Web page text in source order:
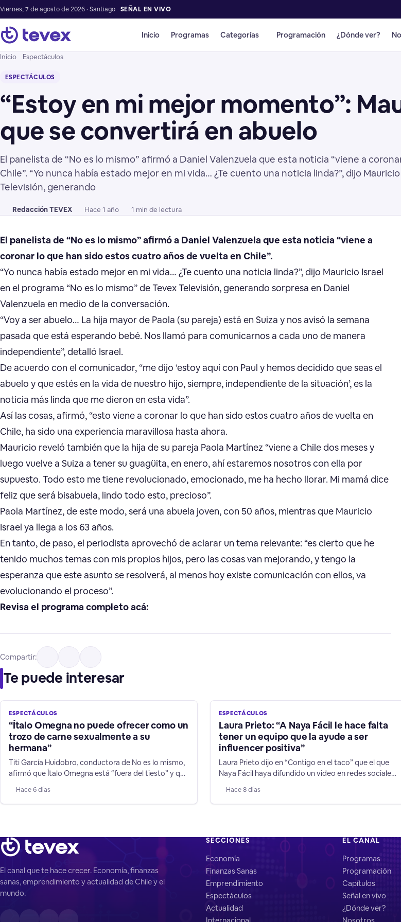
Viernes, 7 de agosto de 2026 · Santiago SEÑAL EN VIVO
Inicio Programas Categorías Programación ¿Dónde ver?
Inicio Espectáculos
ESPECTÁCULOS
“Estoy en mi mejor momento”:
que se convertirá en abuelo
El panelista de “No es lo mismo” afirmó a Daniel Valenzuela que esta noticia “viene a
Chile”. “Yo nunca había estado mejor en mi vida… ¿Te cuento una noticia linda?”, dijo
Televisión, generando
Redacción TEVEX Hace 1 año 1 min de lectura
El panelista de “No es lo mismo” afirmó a Daniel Valenzuela que esta noticia “viene a
coronar lo que han sido estos cuatro años de vuelta en Chile”.
“Yo nunca había estado mejor en mi vida… ¿Te cuento una noticia linda?”, dijo Mauricio Israel
en el programa “No es lo mismo” de Tevex Televisión, generando sorpresa en Daniel
Valenzuela en medio de la conversación.
“Voy a ser abuelo… La hija mayor de Paola (su pareja) está en Suiza y nos avisó la semana
pasada que está esperando bebé. Nos llamó para comunicarnos a cada uno de manera
independiente”, detalló Israel.
De acuerdo con el comunicador, “me dijo ‘estoy aquí con Paul y hemos decidido que seas el
abuelo y que estés en la vida de nuestro hijo, siempre, independiente de la situación’, es la
noticia más linda que me dieron en esta vida”.
Así las cosas, afirmó, “esto viene a coronar lo que han sido estos cuatro años de vuelta en
Chile, ha sido una experiencia maravillosa hasta ahora.
Mauricio reveló también que la hija de su pareja Paola Martínez “viene a Chile dos meses y
luego vuelve a Suiza a tener su guagüita, en enero, ahí estaremos nosotros con ella por
supuesto. Todo esto me tiene revolucionado, emocionado, me ha hecho llorar. Mi mamá dice
feliz que será bisabuela, lindo todo esto, precioso”.
Paola Martínez, de este modo, será una abuela joven, con 50 años, mientras que Mauricio
Israel ya llega a los 63 años.
En tanto, de paso, el periodista aprovechó de aclarar un tema relevante: “es cierto que he
tenido muchos temas con mis propios hijos, pero las cosas van mejorando, y tengo la
esperanza que este asunto se resolverá, al menos hoy existe comunicación con ellos, va
evolucionando el proceso”.
Revisa el programa completo acá:
Compartir:
Te puede interesar
ESPECTÁCULOS
“Ítalo Omegna no puede ofrecer como un
trozo de carne sexualmente a su
hermana”
Titi García Huidobro, conductora de No es lo mismo,
afirmó que Ítalo Omegna está “fuera del tiesto” y que
son humor.
Hace 6 días
ESPECTÁCULOS
Laura Prieto: “A Naya Fácil le hace falta
tener un equipo que la ayude a ser
influencer positiva”
Laura Prieto dijo en “Contigo en el taco” que el que
Naya Fácil haya difundido un video en redes sociales,
por hora, es una irresponsabilidad sobre todo frente
a niños y jóvenes que la siguen.
Hace 8 días
El canal que te hace crecer. Economía, finanzas
sanas, emprendimiento y actualidad de Chile y el
mundo.
SECCIONES
Economía
Finanzas Sanas
Emprendimiento
Espectáculos
Actualidad
EL CANAL
Programas
Programación
Capítulos
Señal en vivo
¿Dónde ver?